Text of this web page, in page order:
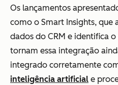
Os lançamentos
como o Smart Insights, que
dados do CRM e identifica
tornam essa integração
integrado corretamente
inteligência artificial e